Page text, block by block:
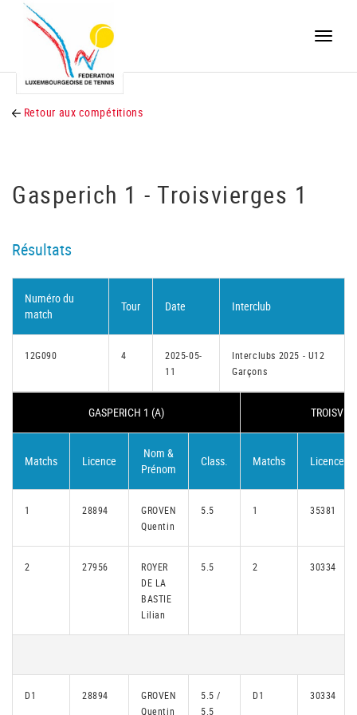
Toggle
Retour aux compétitions
Gasperich 1 - Troisvierges 1
Résultats
Numéro du
match
Tour Date Interclub
12G090 4
2025-05-
11
Interclubs 2025 - U12
Garçons
GASPERICH 1 (A)
Matchs Licence
Nom &
Prénom
Class. Matchs Licence
1 28894
GROVEN
Quentin
5.5 1 35381
2 27956
ROYER
DE LA
BASTIE
Lilian
5.5 2 30334
D1 28894
GROVEN
Quentin
5.5 /
5.5
D1 30334